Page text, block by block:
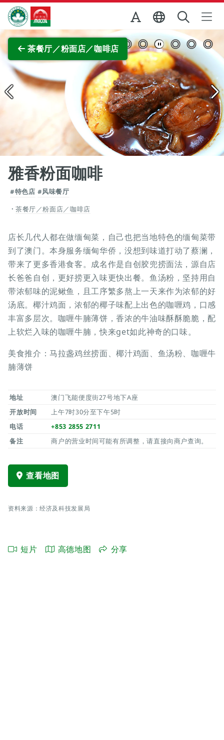
跳至主内容
澳门特别行政区政府旅游局
茶餐厅／粉面店／咖啡店
查看原图
雅香粉面咖啡
#特色店 #风味餐厅
茶餐厅／粉面店／咖啡店
店长几代人都在做缅甸菜，自己也把当地特色的缅甸菜带
到了澳门。本身服务缅甸华侨，没想到味道打动了蔡澜，
带来了更多香港食客。成名作是自创胶兜捞面法，源自店
长爸爸自创，更好捞更入味更快出餐。鱼汤粉，坚持用自
带浓郁味的泥鳅鱼，且工序繁多熬上一天来作为浓郁的好
汤底。椰汁鸡面，浓郁的椰子味配上出色的咖喱鸡，口感
丰富多层次。咖喱牛腩薄饼，香浓的牛油味酥酥脆脆，配
上软烂入味的咖喱牛腩，快来get如此神奇的口味。
美食推介：马拉盏鸡丝捞面、椰汁鸡面、鱼汤粉、咖喱牛
腩薄饼
地址
澳门飞能便度街27号地下A座
开放时间
上午7时30分至下午5时
电话
+853 2855 2711
备注
商户的营业时间可能有所调整，请直接向商户查询。
查看地图
资料来源：经济及科技发展局
短片 高德地图 分享